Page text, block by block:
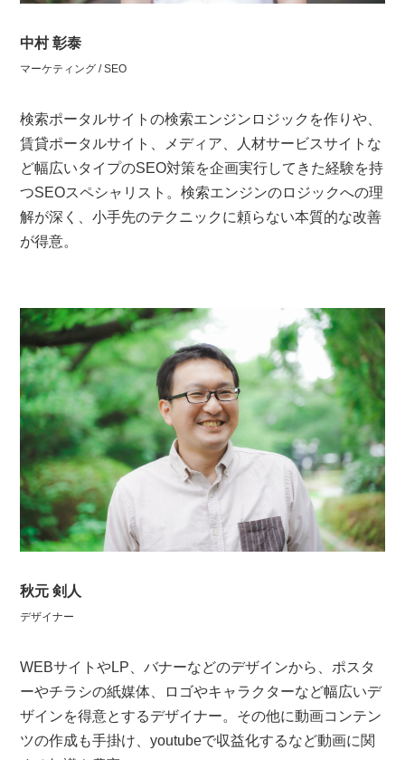
中村 彰泰
マーケティング / SEO
検索ポータルサイトの検索エンジンロジックを作りや、
賃貸ポータルサイト、メディア、人材サービスサイトな
ど幅広いタイプのSEO対策を企画実行してきた経験を持
つSEOスペシャリスト。検索エンジンのロジックへの理
解が深く、小手先のテクニックに頼らない本質的な改善
が得意。
秋元 剣人
デザイナー
WEBサイトやLP、バナーなどのデザインから、ポスタ
ーやチラシの紙媒体、ロゴやキャラクターなど幅広いデ
ザインを得意とするデザイナー。その他に動画コンテン
ツの作成も手掛け、youtubeで収益化するなど動画に関